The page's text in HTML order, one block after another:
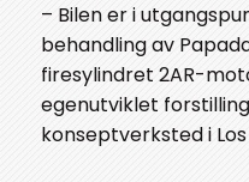
– Bilen er i
behandling av
firesylindret 2AR-
egenutviklet
konseptverksted i